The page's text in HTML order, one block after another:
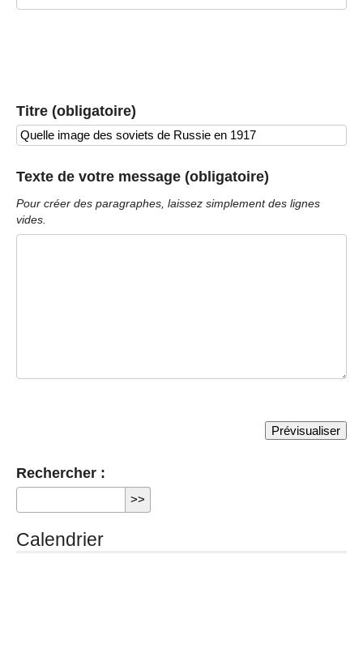
Titre (obligatoire)
Texte de votre message (obligatoire)
Pour créer des paragraphes, laissez simplement des lignes
vides.
Rechercher :
Calendrier